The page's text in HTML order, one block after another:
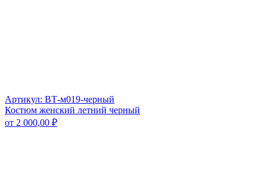
Артикул: ВТ-м019-черный
Костюм женский летний черный
от 2 000,00 ₽